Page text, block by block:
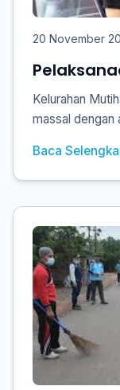
20 November
Kelurahan
massal dengan
Baca